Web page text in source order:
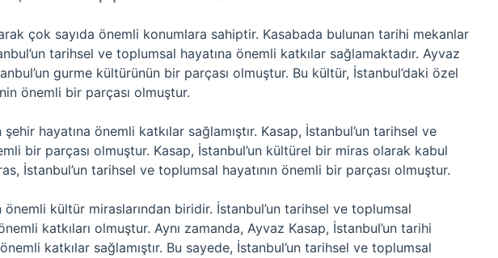
çok sayıda önemli konumlara sahiptir. Kasabada bulunan tarihi mekanlar
tarihsel ve toplumsal hayatına önemli katkılar sağlamaktadır. Ayvaz
gurme kültürünün bir parçası olmuştur. Bu kültür, İstanbul’daki özel
önemli bir parçası olmuştur.
hayatına önemli katkılar sağlamıştır. Kasap, İstanbul’un tarihsel ve
bir parçası olmuştur. Kasap, İstanbul’un kültürel bir miras olarak kabul
İstanbul’un tarihsel ve toplumsal hayatının önemli bir parçası olmuştur.
önemli kültür miraslarından biridir. İstanbul’un tarihsel ve toplumsal
katkıları olmuştur. Aynı zamanda, Ayvaz Kasap, İstanbul’un tarihi
önemli katkılar sağlamıştır. Bu sayede, İstanbul’un tarihsel ve toplumsal